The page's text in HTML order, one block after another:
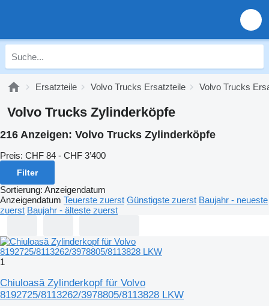
Ersatzteile Volvo Trucks Ersatzteile Volvo Trucks
Volvo Trucks Zylinderköpfe
216 Anzeigen: Volvo Trucks Zylinderköpfe
Preis: CHF 84 - CHF 3’400
Filter
Sortierung: Anzeigendatum
Anzeigendatum Teuerste zuerst Günstigste zuerst Baujahr - neueste
zuerst Baujahr - älteste zuerst
1
Chiuloasă Zylinderkopf für Volvo
8192725/8113262/3978805/8113828 LKW